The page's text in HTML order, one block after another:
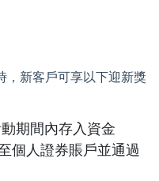
，新客戶可享以下迎新獎
期間內存入資金
個人證券賬戶並通過